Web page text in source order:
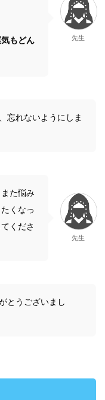
もどん
先生
忘れないようにしま
た悩み
くなっ
くださ
先生
とうございまし